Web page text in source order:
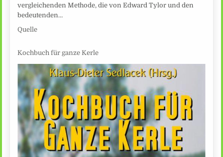
vergleichenden Methode, die von Edward Tylor und den
bedeutenden…
Quelle
Kochbuch für ganze Kerle